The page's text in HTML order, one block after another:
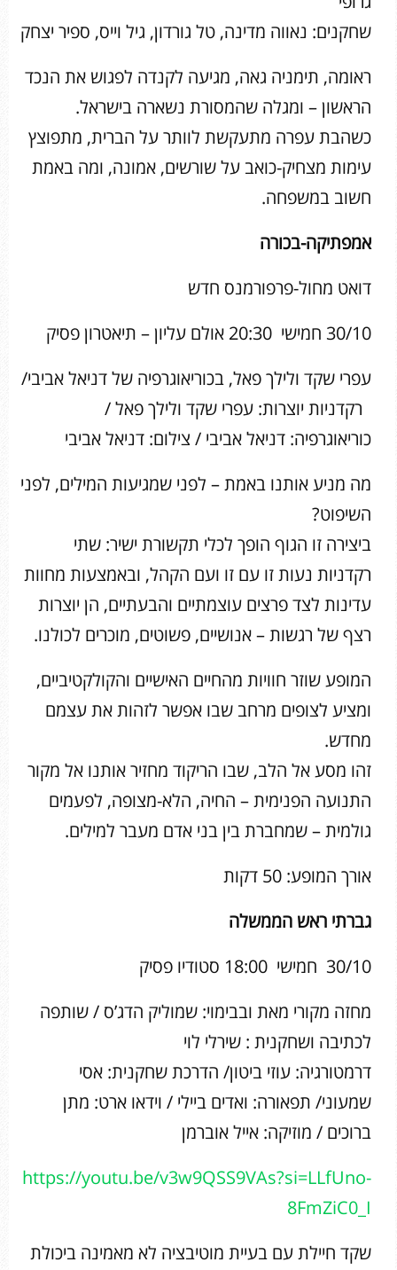
שחקנים: נאווה מדינה, טל גורדון, גיל וייס, ספיר יצחק
ראומה, תימניה גאה, מגיעה לקנדה לפגוש את הנכד
הראשון – ומגלה שהמסורת נשארה בישראל.
כשהבת עפרה מתעקשת לוותר על הברית, מתפוצץ
עימות מצחיק-כואב על שורשים, אמונה, ומה באמת
חשוב במשפחה.
אמפתיקה-בכורה
דואט מחול-פרפורמנס חדש
30/10 חמישי 20:30 אולם עליון – תיאטרון פסיק
עפרי שקד ולילך פאל, בכוריאוגרפיה של דניאל אביבי/
רקדניות יוצרות: עפרי שקד ולילך פאל /
כוריאוגרפיה: דניאל אביבי / צילום: דניאל אביבי
מה מניע אותנו באמת – לפני שמגיעות המילים, לפני
השיפוט?
ביצירה זו הגוף הופך לכלי תקשורת ישיר: שתי
רקדניות נעות זו עם זו ועם הקהל, ובאמצעות מחוות
עדינות לצד פרצים עוצמתיים והבעתיים, הן יוצרות
רצף של רגשות – אנושיים, פשוטים, מוכרים לכולנו.
המופע שוזר חוויות מהחיים האישיים והקולקטיביים,
ומציע לצופים מרחב שבו אפשר לזהות את עצמם
מחדש.
זהו מסע אל הלב, שבו הריקוד מחזיר אותנו אל מקור
התנועה הפנימית – החיה, הלא-מצופה, לפעמים
גולמית – שמחברת בין בני אדם מעבר למילים.
אורך המופע: 50 דקות
גברתי ראש הממשלה
30/10 חמישי 18:00 סטודיו פסיק
מחזה מקורי מאת ובבימוי: שמוליק הדג’ס / שותפה
לכתיבה ושחקנית : שירלי לוי
דרמטורגיה: עוזי ביטון/ הדרכת שחקנית: אסי
שמעוני/ תפאורה: ואדים ביילי / וידאו ארט: מתן
ברוכים / מוזיקה: אייל אוברמן
https://youtu.be/v3w9QSS9VAs?si=LLfUno-
8FmZiC0_I
שקד חיילת עם בעיית מוטיבציה לא מאמינה ביכולת